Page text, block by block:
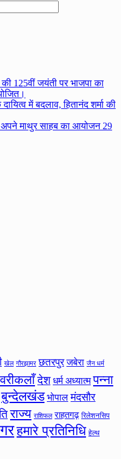
की 125वीं जयंती पर भाजपा का
में बदलाव, हितानंद शर्मा की
अपने माथुर साहब का आयोजन 29
खेल गौरझामर छतरपुर जबेरा जैन धर्म
देश धर्म अध्यात्म पन्ना
बुन्देलखंड भोपाल मंदसौर
राज्य राशिफल राहतगढ़ रिलेशनसिप
हमारे प्रतिनिधि हेल्थ